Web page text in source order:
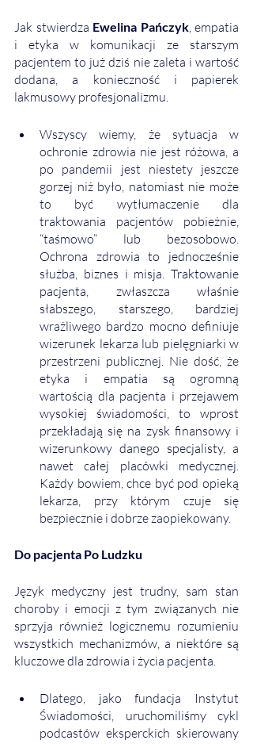
Jak stwierdza Ewelina Pańczyk, empatia
i etyka w komunikacji ze starszym
pacjentem to już dziś nie zaleta i wartość
dodana, a konieczność i papierek
lakmusowy profesjonalizmu.
Wszyscy wiemy, że sytuacja w
ochronie zdrowia nie jest różowa, a
po pandemii jest niestety jeszcze
gorzej niż było, natomiast nie może
to być wytłumaczenie dla
traktowania pacjentów pobieżnie,
“taśmowo” lub bezosobowo.
Ochrona zdrowia to jednocześnie
służba, biznes i misja. Traktowanie
pacjenta, zwłaszcza właśnie
słabszego, starszego, bardziej
wrażliwego bardzo mocno definiuje
wizerunek lekarza lub pielęgniarki w
przestrzeni publicznej. Nie dość, że
etyka i empatia są ogromną
wartością dla pacjenta i przejawem
wysokiej świadomości, to wprost
przekładają się na zysk finansowy i
wizerunkowy danego specjalisty, a
nawet całej placówki medycznej.
Każdy bowiem, chce być pod opieką
lekarza, przy którym czuje się
bezpiecznie i dobrze zaopiekowany.
Do pacjenta Po Ludzku
Język medyczny jest trudny, sam stan
choroby i emocji z tym związanych nie
sprzyja również logicznemu rozumieniu
wszystkich mechanizmów, a niektóre są
kluczowe dla zdrowia i życia pacjenta.
Dlatego, jako fundacja Instytut
Świadomości, uruchomiliśmy cykl
podcastów eksperckich skierowany